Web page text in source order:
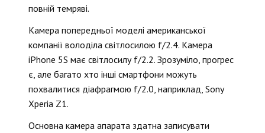
повній темряві.
Камера попередньої моделі американської
компанії володіла світлосилою f/2.4. Камера
iPhone 5S має світлосилу f/2.2. Зрозуміло, прогрес
є, але багато хто інші смартфони можуть
похвалитися діафрагмою f/2.0, наприклад, Sony
Xperia Z1.
Основна камера апарата здатна записувати